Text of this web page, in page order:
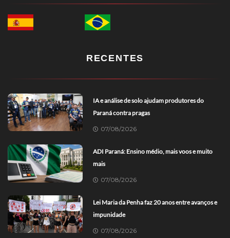
RECENTES
IA e análise de solo ajudam produtores do
Paraná contra pragas
07/08/2026
ADI Paraná: Ensino médio, mais voos e muito
mais
07/08/2026
Lei Maria da Penha faz 20 anos entre avanços e
impunidade
07/08/2026